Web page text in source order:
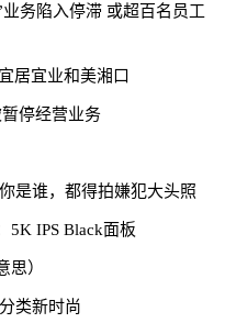
务陷入停滞 或超百名员工
下沉“一线协商” 共谋宜居宜业和美湘口
停经营业务
是谁，都得拍嫌犯大头照
5K IPS Black面板
）
类新时尚